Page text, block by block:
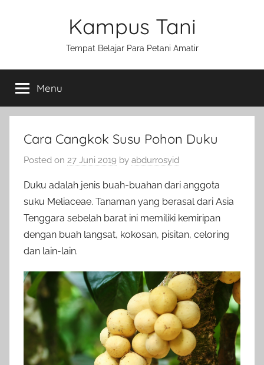
Kampus Tani
Tempat Belajar Para Petani Amatir
Menu
Cara Cangkok Susu Pohon Duku
Posted on 27 Juni 2019 by abdurrosyid
Duku adalah jenis buah-buahan dari anggota
suku Meliaceae. Tanaman yang berasal dari Asia
Tenggara sebelah barat ini memiliki kemiripan
dengan buah langsat, kokosan, pisitan, celoring
dan lain-lain.